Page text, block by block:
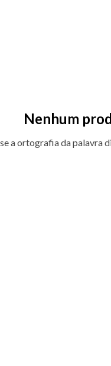
Nenhum
a ortografia da palavra